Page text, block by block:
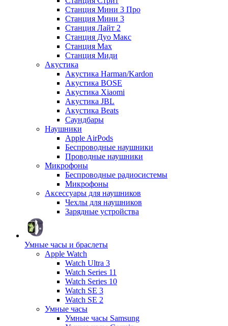
Станция Мини 3 Про
Станция Мини 3
Станция Лайт 2
Станция Дуо Макс
Станция Max
Станция Миди
Акустика
Акустика Harman/Kardon
Акустика BOSE
Акустика Xiaomi
Акустика JBL
Акустика Beats
Саундбары
Наушники
Apple AirPods
Беспроводные наушники
Проводные наушники
Микрофоны
Беспроводные радиосистемы
Микрофоны
Аксессуары для наушников
Чехлы для наушников
Зарядные устройства
Умные часы и браслеты
Apple Watch
Watch Ultra 3
Watch Series 11
Watch Series 10
Watch SE 3
Watch SE 2
Умные часы
Умные часы Samsung